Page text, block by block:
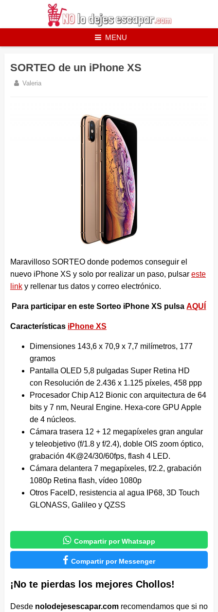
MENU
SORTEO de un iPhone XS
Valeria
Maravilloso SORTEO donde podemos conseguir el
nuevo iPhone XS y solo por realizar un paso, pulsar este
linky rellenar tus datos y correo electrónico.
Para participar en este Sorteo iPhone XS pulsaAQUÍ
Características iPhone XS
Dimensiones 143,6 x 70,9 x 7,7 milímetros, 177
gramos
Pantalla OLED 5,8 pulgadas Super Retina HD
con Resolución de 2.436 x 1.125 píxeles, 458 ppp
Procesador Chip A12 Bionic con arquitectura de 64
bits y 7 nm, Neural Engine. Hexa-core GPU Apple
de 4 núcleos.
Cámara trasera 12 + 12 megapíxeles gran angular
y teleobjetivo (f/1.8 y f/2.4), doble OIS zoom óptico,
grabación 4K@24/30/60fps, flash 4 LED.
Cámara delantera 7 megapíxeles, f/2.2, grabación
1080p Retina flash, vídeo 1080p
Otros FaceID, resistencia al agua IP68, 3D Touch
GLONASS, Galileo y QZSS
 Compartir por Whatsapp
 Compartir por Messenger
¡No te pierdas los mejores Chollos!
Desde nolodejesescapar.comrecomendamos que si no